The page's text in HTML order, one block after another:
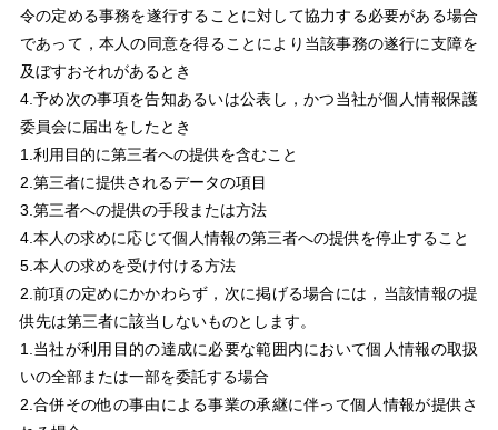
令の定める事務を遂行することに対して協力する必要がある場合
であって，本人の同意を得ることにより当該事務の遂行に支障を
及ぼすおそれがあるとき
4.予め次の事項を告知あるいは公表し，かつ当社が個人情報保護
委員会に届出をしたとき
1.利用目的に第三者への提供を含むこと
2.第三者に提供されるデータの項目
3.第三者への提供の手段または方法
4.本人の求めに応じて個人情報の第三者への提供を停止すること
5.本人の求めを受け付ける方法
2.前項の定めにかかわらず，次に掲げる場合には，当該情報の提
供先は第三者に該当しないものとします。
1.当社が利用目的の達成に必要な範囲内において個人情報の取扱
いの全部または一部を委託する場合
2.合併その他の事由による事業の承継に伴って個人情報が提供さ